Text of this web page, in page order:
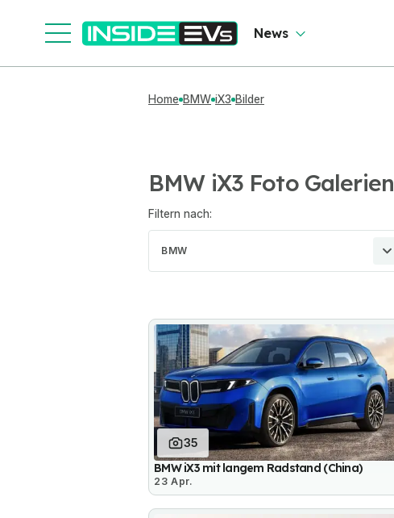
News
Home BMW iX3 Bilder
BMW iX3 Foto Galerien
Filtern nach:
BMW
35
BMW iX3 mit langem Radstand (China)
23 Apr.